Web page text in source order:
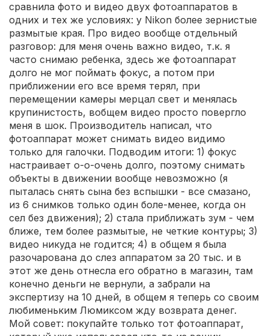
сравнила фото и видео двух фотоаппаратов в
одних и тех же условиях: у Nikon более зернистые
размытые края. Про видео вообще отдельный
разговор: для меня очень важно видео, т.к. я
часто снимаю ребенка, здесь же фотоаппарат
долго не мог поймать фокус, а потом при
приближении его все время терял, при
перемещении камеры мерцал свет и менялась
крупинистость, вобщем видео просто повергло
меня в шок. Производитель написал, что
фотоаппарат может снимать видео видимо
только для галочки. Подводим итоги: 1) фокус
настраивает о-о-очень долго, поэтому снимать
объекты в движении вообще невозможно (я
пыталась снять сына без вспышки - все смазано,
из 6 снимков только один боле-менее, когда он
сел без движения); 2) стала приближать зум - чем
ближе, тем более размытые, не четкие контуры; 3)
видео никуда не годится; 4) в общем я была
разочарована до слез аппаратом за 20 тыс. и в
этот же день отнесла его обратно в магазин, там
конечно деньги не вернули, а забрали на
экспертизу на 10 дней, в общем я теперь со своим
любименьким Люмиксом жду возврата денег.
Мой совет: покупайте только тот фотоаппарат,